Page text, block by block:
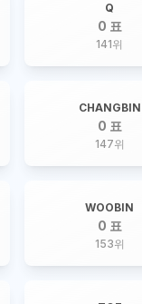
Q
0 표
141위
CHANGBIN
0 표
147위
WOOBIN
0 표
153위